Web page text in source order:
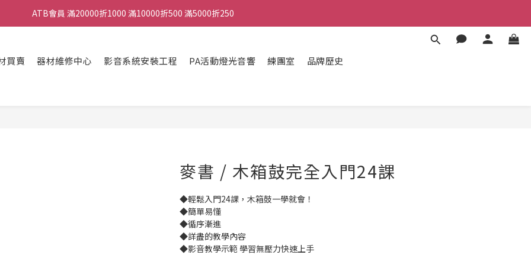
ATB會員 滿20000折1000 滿10000折500 滿5000折250
ATB會員 滿20000折1000 滿10000折500 滿5000折250
單顆效果器最低44折
買賣 器材維修中心 影音系統安裝工程 PA活動燈光音響 練團室 品牌歷史
麥書 / 木箱鼓完全入門24課
◆輕鬆入門24課，木箱鼓一學就會！
◆簡單易懂
◆循序漸進
◆詳盡的教學內容
◆影音教學示範 學習無壓力快速上手